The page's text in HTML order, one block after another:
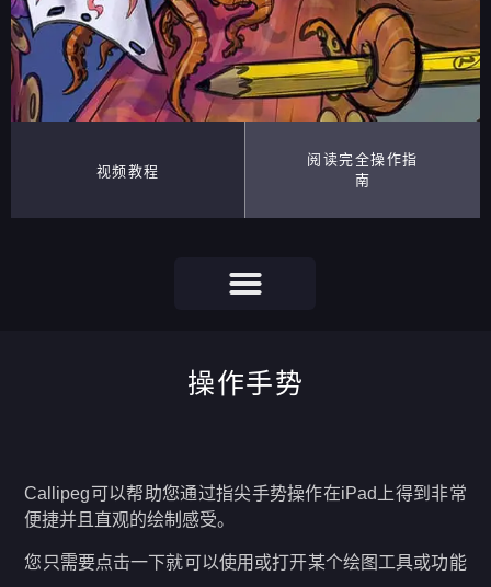
视频教程
阅读完全操作指
南
操作手势
Callipeg可以帮助您通过指尖手势操作在iPad上得到非常
便捷并且直观的绘制感受。
您只需要点击一下就可以使用或打开某个绘图工具或功能